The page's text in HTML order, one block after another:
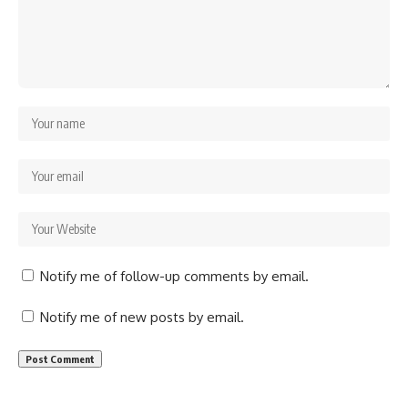
Notify me of follow-up comments by email.
Notify me of new posts by email.